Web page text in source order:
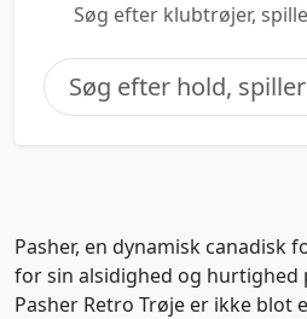
Søg efter klubtrøjer,
Pasher, en dynamisk canadisk
for sin alsidighed og hurtighed
Pasher Retro Trøje er ikke blot